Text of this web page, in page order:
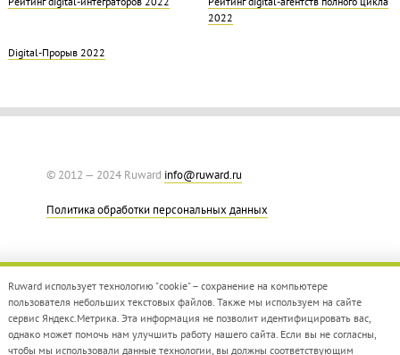
2022
Digital-Прорыв 2022
© 2012 — 2024 Ruward info@ruward.ru
Политика обработки персональных данных
Дизайн –Red Collar
Ruward использует технологию "cookie" – сохранение на компьютере
пользователя небольших текстовых файлов. Также мы используем на сайте
сервис Яндекс.Метрика. Эта информация не позволит идентифицировать вас,
однако может помочь нам улучшить работу нашего сайта. Если вы не согласны,
чтобы мы использовали данные технологии, вы должны соответствующим